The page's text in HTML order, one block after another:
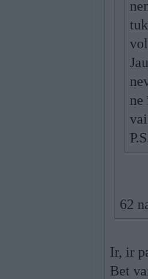
ne
62
Ir, ir
Bet